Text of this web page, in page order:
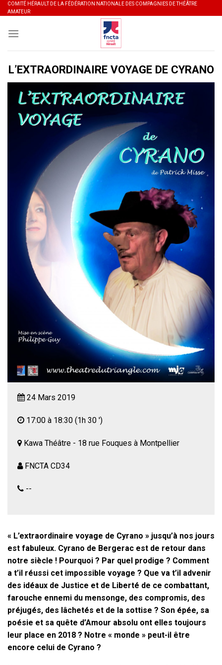
Skip
to
content
COMITÉ HÉRAULT DE LA FÉDÉRATION NATIONALE DES COMPAGNIES DE THÉÂTRE
AMATEUR
L’EXTRAORDINAIRE VOYAGE DE CYRANO
24 Mars 2019
17:00 à 18:30 (1h 30 ')
Kawa Théâtre - 18 rue Fouques à Montpellier
FNCTA CD34
--
« L’extraordinaire voyage de Cyrano » jusqu’à nos jours
est fabuleux. Cyrano de Bergerac est de retour dans
notre siècle ! Pourquoi ? Par quel prodige ? Comment
a t’il réussi cet impossible voyage ? Que va t’il advenir
des idéaux de Justice et de Liberté de ce combattant,
farouche ennemi du mensonge, des compromis, des
préjugés, des lâchetés et de la sottise ? Son épée, sa
poésie et sa quête d’Amour absolu ont elles toujours
leur place en 2018 ? Notre « monde » peut-il être
encore celui de Cyrano ?